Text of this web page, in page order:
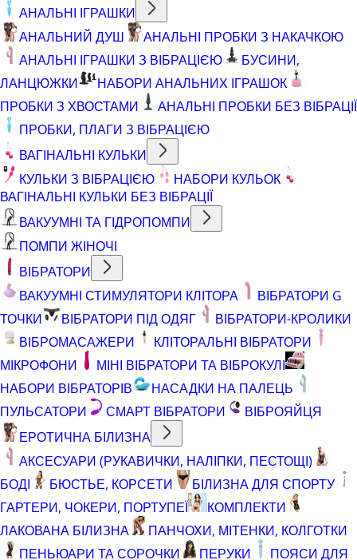
АНАЛЬНІ ІГРАШКИ
АНАЛЬНИЙ ДУШ
АНАЛЬНІ ПРОБКИ З НАКАЧКОЮ
АНАЛЬНІ ІГРАШКИ З ВІБРАЦІЄЮ
БУСИНИ,
ЛАНЦЮЖКИ
НАБОРИ АНАЛЬНИХ ІГРАШОК
ПРОБКИ З ХВОСТАМИ
АНАЛЬНІ ПРОБКИ БЕЗ ВІБРАЦІЇ
ПРОБКИ, ПЛАГИ З ВІБРАЦІЄЮ
ВАГІНАЛЬНІ КУЛЬКИ
КУЛЬКИ З ВІБРАЦІЄЮ
НАБОРИ КУЛЬОК
ВАГІНАЛЬНІ КУЛЬКИ БЕЗ ВІБРАЦІЇ
ВАКУУМНІ ТА ГІДРОПОМПИ
ПОМПИ ЖІНОЧІ
ВІБРАТОРИ
ВАКУУМНІ СТИМУЛЯТОРИ КЛІТОРА
ВІБРАТОРИ G
ТОЧКИ
ВІБРАТОРИ ПІД ОДЯГ
ВІБРАТОРИ-КРОЛИКИ
ВІБРОМАСАЖЕРИ
КЛІТОРАЛЬНІ ВІБРАТОРИ
МІКРОФОНИ
МІНІ ВІБРАТОРИ ТА ВІБРОКУЛІ
НАБОРИ ВІБРАТОРІВ
НАСАДКИ НА ПАЛЕЦЬ
ПУЛЬСАТОРИ
СМАРТ ВІБРАТОРИ
ВІБРОЯЙЦЯ
ЕРОТИЧНА БІЛИЗНА
АКСЕСУАРИ (РУКАВИЧКИ, НАЛІПКИ, ПЕСТОЩІ)
БОДІ
БЮСТЬЕ, КОРСЕТИ
БІЛИЗНА ДЛЯ СПОРТУ
ГАРТЕРИ, ЧОКЕРИ, ПОРТУПЕЇ
КОМПЛЕКТИ
ЛАКОВАНА БІЛИЗНА
ПАНЧОХИ, МІТЕНКИ, КОЛГОТКИ
ПЕНЬЮАРИ ТА СОРОЧКИ
ПЕРУКИ
ПОЯСИ ДЛЯ